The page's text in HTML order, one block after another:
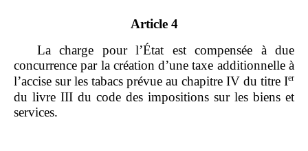
Article 4
La charge pour l’État est compensée à due
concurrence par la création d’une taxe additionnelle à
l’accise sur les tabacs prévue au chapitre IV du titre Ier
du livre III du code des impositions sur les biens et
services.